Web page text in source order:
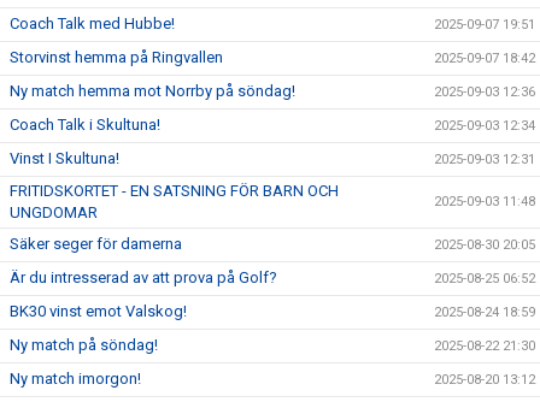
Coach Talk med Hubbe! 2025-09-07 19:51
Storvinst hemma på Ringvallen 2025-09-07 18:42
Ny match hemma mot Norrby på söndag! 2025-09-03 12:36
Coach Talk i Skultuna! 2025-09-03 12:34
Vinst I Skultuna! 2025-09-03 12:31
FRITIDSKORTET - EN SATSNING FÖR BARN OCH
UNGDOMAR
2025-09-03 11:48
Säker seger för damerna 2025-08-30 20:05
Är du intresserad av att prova på Golf? 2025-08-25 06:52
BK30 vinst emot Valskog! 2025-08-24 18:59
Ny match på söndag! 2025-08-22 21:30
Ny match imorgon! 2025-08-20 13:12